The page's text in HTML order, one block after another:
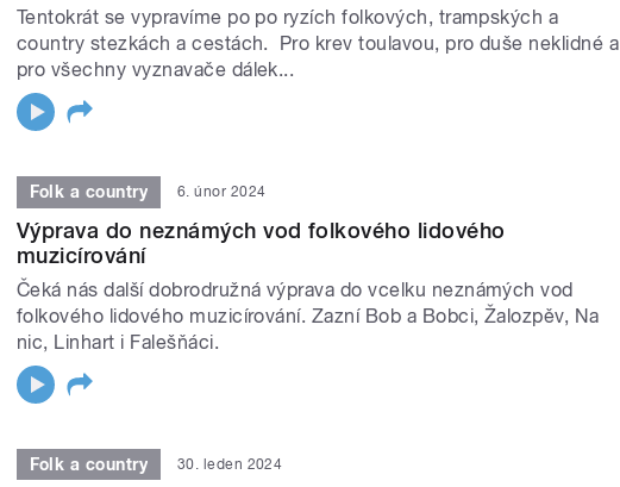
Tentokrát se vypravíme po po ryzích folkových, trampských a
country stezkách a cestách. Pro krev toulavou, pro duše neklidné a
pro všechny vyznavače dálek...
Folk a country 6. únor 2024
Výprava do neznámých vod folkového lidového
muzicírování
Čeká nás další dobrodružná výprava do vcelku neznámých vod
folkového lidového muzicírování. Zazní Bob a Bobci, Žalozpěv, Na
nic, Linhart i Falešňáci.
Folk a country 30. leden 2024